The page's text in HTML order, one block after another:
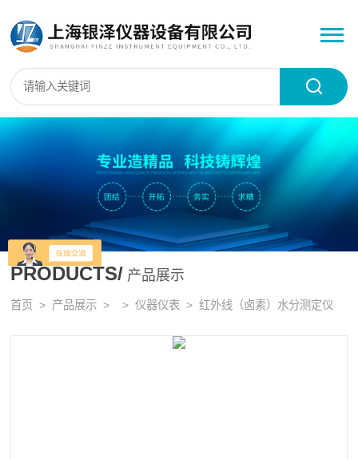
PRODUCTS/ 产品展示
首页 > 产品展示 > >仪器仪表 > 红外线（卤素）水分测定仪